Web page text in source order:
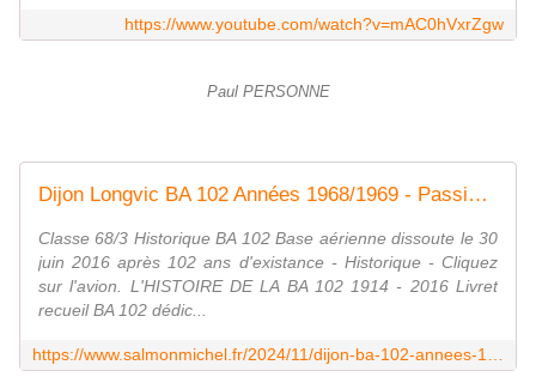
https://www.youtube.com/watch?v=mAC0hVxrZgw
Paul PERSONNE
Dijon Longvic BA 102 Années 1968/1969 - Passions de Michel
Classe 68/3 Historique BA 102 Base aérienne dissoute le 30
juin 2016 après 102 ans d'existance - Historique - Cliquez
sur l'avion. L'HISTOIRE DE LA BA 102 1914 - 2016 Livret
recueil BA 102 dédic...